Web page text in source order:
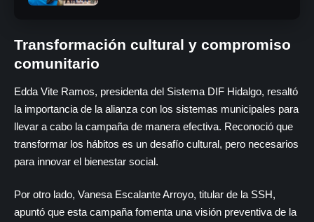
Transformación cultural y compromiso
comunitario
Edda Vite Ramos, presidenta del Sistema DIF Hidalgo, resaltó
la importancia de la alianza con los sistemas municipales para
llevar a cabo la campaña de manera efectiva. Reconoció que
transformar los hábitos es un desafío cultural, pero necesarios
para innovar el bienestar social.
Por otro lado, Vanesa Escalante Arroyo, titular de la SSH,
apuntó que esta campaña fomenta una visión preventiva de la